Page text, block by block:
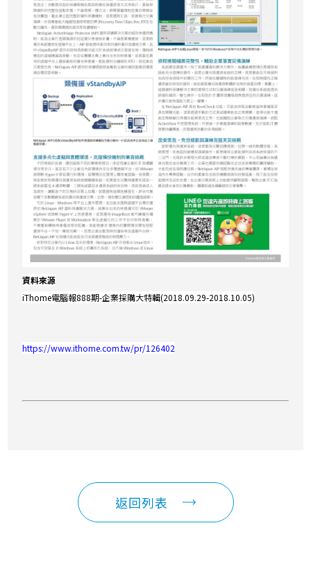
資料來源
iThome電腦報888期-企業採購大特輯(2018.09.29-2018.10.05)
https://www.ithome.com.tw/pr/126402
返回列表